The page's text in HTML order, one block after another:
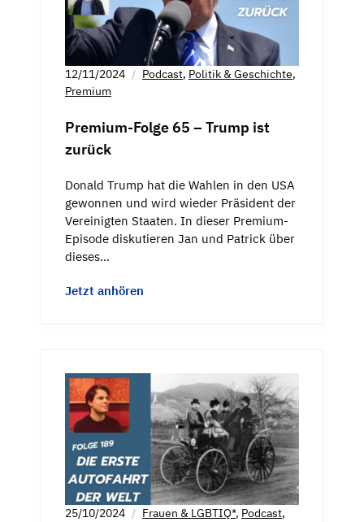
12/11/2024 Podcast, Politik & Geschichte,
Premium
Premium-Folge 65 – Trump ist
zurück
Donald Trump hat die Wahlen in den USA
gewonnen und wird wieder Präsident der
Vereinigten Staaten. In dieser Premium-
Episode diskutieren Jan und Patrick über
dieses…
Jetzt anhören
25/10/2024 Frauen & LGBTIQ*, Podcast,